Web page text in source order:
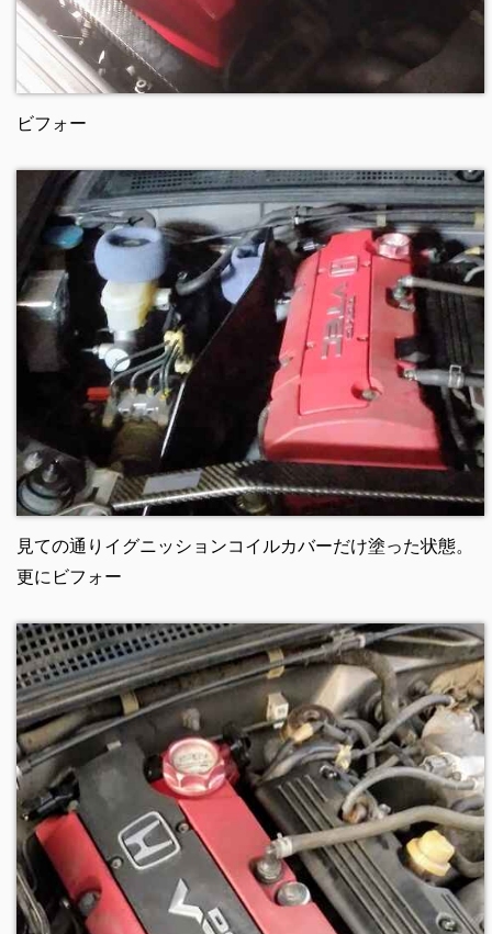
ビフォー
見ての通りイグニッションコイルカバーだけ塗った状態。
更にビフォー